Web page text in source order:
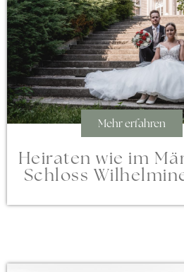
Mehr erfahren
Heiraten wie im
Schloss